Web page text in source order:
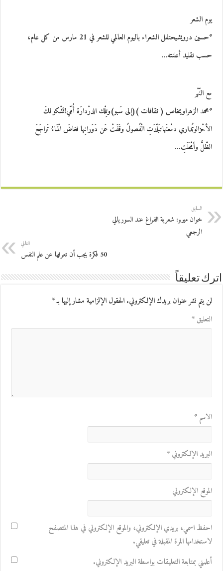
يوم الشعر
*حسين درويشيحتفل الشعراء باليوم العالمي للشعر في 21 مارس من كل عام،
حسب تقليد أعلنته…
مع النّهْر
*محمد الزهراويخاص ( ثقافات )(إلى سَبو)وتِلْك الدرْدارَة أُمّي!تشْكو لكَ
الأحْزالوتُداري دمْعتَهاتبَلّدَتِ الْفُصولُ وقَفَتْ عَن دَوَرانِها فغاضَ الْمَاءُ تَراجَعَ
الظّلُّ وأمْحَلَتِ…
السابق
خوان ميرو: شعرية الفراغ عند السوريالي
الرجعي
التالي
50 فكرة يجب أن تعرفها عن علم النفس
اترك تعليقاً
لن يتم نشر عنوان بريدك الإلكتروني.الحقول الإلزامية مشار إليها بـ*
التعليق*
الاسم*
البريد الإلكتروني*
الموقع الإلكتروني
احفظ اسمي، بريدي الإلكتروني، والموقع الإلكتروني في هذا المتصفح
لاستخدامها المرة المقبلة في تعليقي.
أعلمني بمتابعة التعليقات بواسطة البريد الإلكتروني.